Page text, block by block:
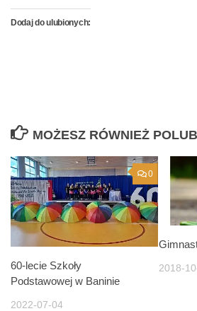
Dodaj do ulubionych:
MOŻESZ RÓWNIEŻ
0
60-lecie Szkoły
Podstawowej w Baninie
2022-07-04
2018-